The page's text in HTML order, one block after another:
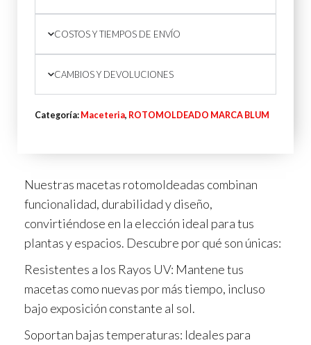
COSTOS Y TIEMPOS DE ENVÍO
CAMBIOS Y DEVOLUCIONES
Categoría: Maceteria, ROTOMOLDEADO MARCA BLUM
Nuestras macetas rotomoldeadas combinan
funcionalidad, durabilidad y diseño,
convirtiéndose en la elección ideal para tus
plantas y espacios. Descubre por qué son únicas:
Resistentes a los Rayos UV: Mantene tus
macetas como nuevas por más tiempo, incluso
bajo exposición constante al sol.
Soportan bajas temperaturas: Ideales para